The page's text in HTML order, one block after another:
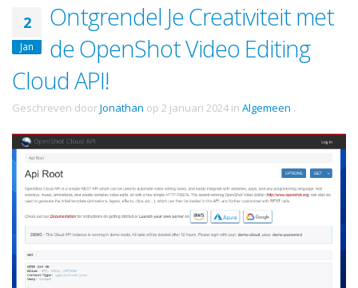
2
Jan
Ontgrendel Je Creativiteit met
de OpenShot Video Editing
Cloud API!
Geschreven doorJonathan op 2 januari 2024 in Algemeen .